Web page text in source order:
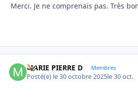
Merci. Je ne comprenais pas. Très
MARIE PIERRE D Membres
Posté(e) le 30 octobre 2025le 30 oct.